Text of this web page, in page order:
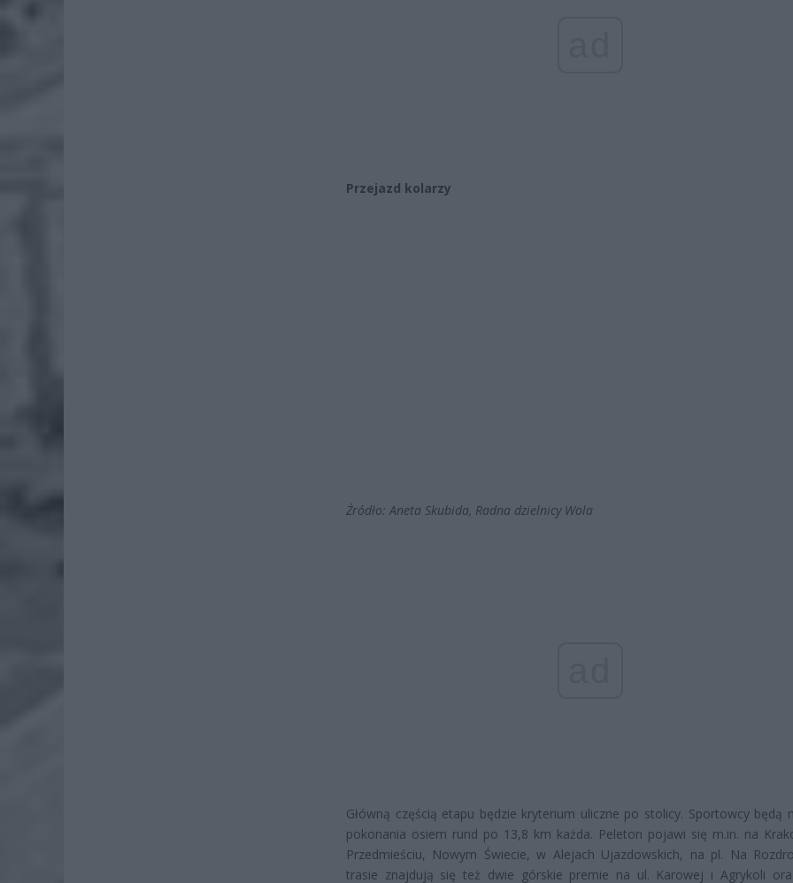
Przejazd kolarzy
Źródło: Aneta Skubida, Radna dzielnicy Wola
Główną częścią etapu będzie kryterium uliczne po stolicy. Sportowcy będą
pokonania osiem rund po 13,8 km każda. Peleton pojawi się m.in. na
Przedmieściu, Nowym Świecie, w Alejach Ujazdowskich, na pl. Na
trasie znajdują się też dwie górskie premie na ul. Karowej i Agrykoli